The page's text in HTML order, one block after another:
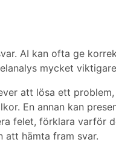
AI kan ofta ge
mycket
att lösa ett
En annan kan
felet, förklara varför
att hämta fram svar.